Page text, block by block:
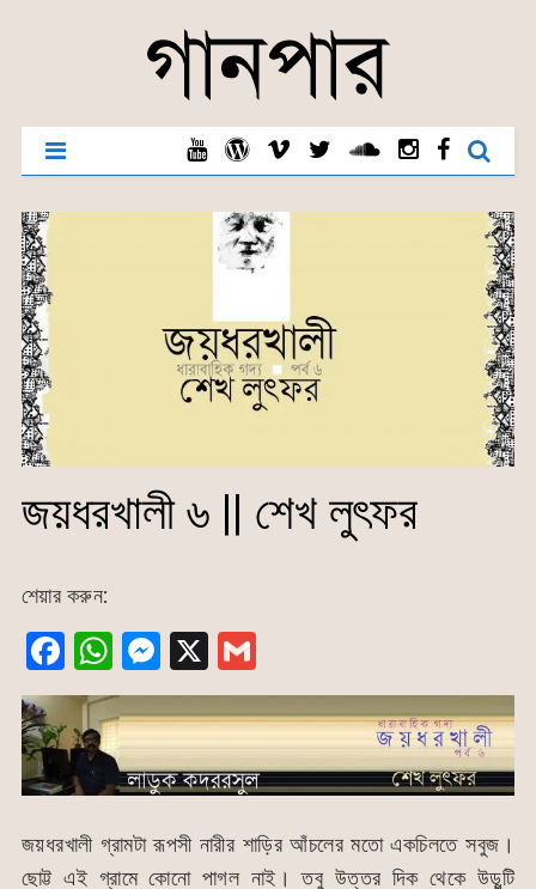
জয়ধরখালী ৬ || শেখ লুৎফর
শেয়ার করুন:
F
a
c
e
b
o
W
h
at
s
A
p
M
e
s
s
e
n
X G
m
ai
l
জয়ধরখালী গ্রামটা রূপসী নারীর শাড়ির আঁচলের মতো একচিলতে সবুজ।
ছোট্ট এই গ্রামে কোনো পাগল নাই। তবু উত্তর দিক থেকে উড়ুন্টি